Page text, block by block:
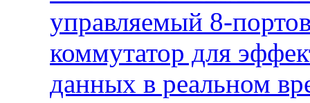
управляемый 8-
коммутатор для
данных в реальном